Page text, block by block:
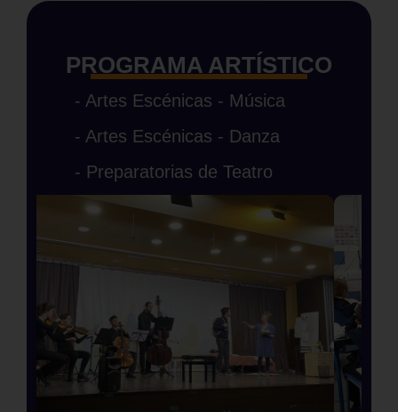
PROGRAMA ARTÍSTICO
- Artes Escénicas - Música
- Artes Escénicas - Danza
- Preparatorias de Teatro